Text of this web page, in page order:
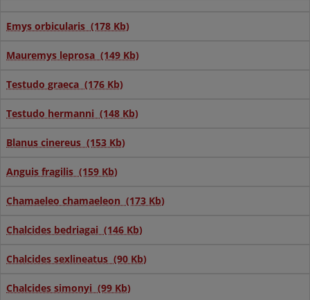
Emys orbicularis (178 Kb)
Mauremys leprosa (149 Kb)
Testudo graeca (176 Kb)
Testudo hermanni (148 Kb)
Blanus cinereus (153 Kb)
Anguis fragilis (159 Kb)
Chamaeleo chamaeleon (173 Kb)
Chalcides bedriagai (146 Kb)
Chalcides sexlineatus (90 Kb)
Chalcides simonyi (99 Kb)